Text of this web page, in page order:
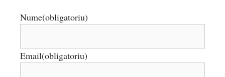
Nume(obligatoriu)
Email(obligatoriu)